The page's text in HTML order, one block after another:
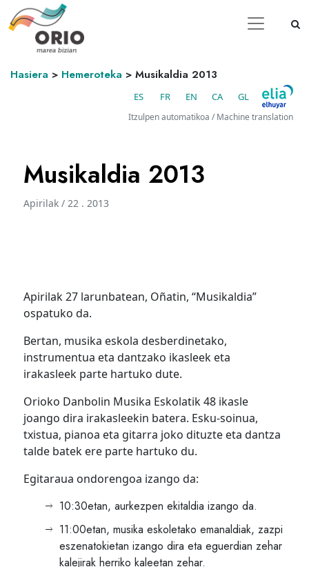
Hasiera > Hemeroteka > Musikaldia 2013
ES FR EN CA GL
Itzulpen automatikoa / Machine translation
Musikaldia 2013
Apirilak / 22 . 2013
Apirilak 27 larunbatean, Oñatin, “Musikaldia”
ospatuko da.
Bertan, musika eskola desberdinetako,
instrumentua eta dantzako ikasleek eta
irakasleek parte hartuko dute.
Orioko Danbolin Musika Eskolatik 48 ikasle
joango dira irakasleekin batera. Esku-soinua,
txistua, pianoa eta gitarra joko dituzte eta dantza
talde batek ere parte hartuko du.
Egitaraua ondorengoa izango da:
10:30etan, aurkezpen ekitaldia izango da.
11:00etan, musika eskoletako emanaldiak, zazpi
eszenatokietan izango dira eta eguerdian zehar
kalejirak herriko kaleetan zehar.